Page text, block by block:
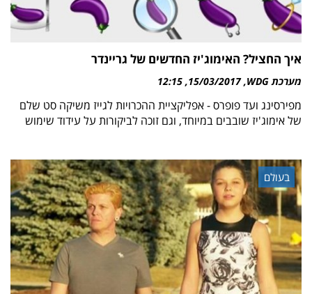
איך החציל? האימוג'יז החדשים של גריינדר
מערכת WDG 15/03/2017
12:15
מפירסינג ועד פופרס - אפליקציית ההכרויות לגייז משיקה סט שלם
של אימוג'יז שובבים במיוחד, וגם זוכה לביקורות על עידוד שימוש
בעולם